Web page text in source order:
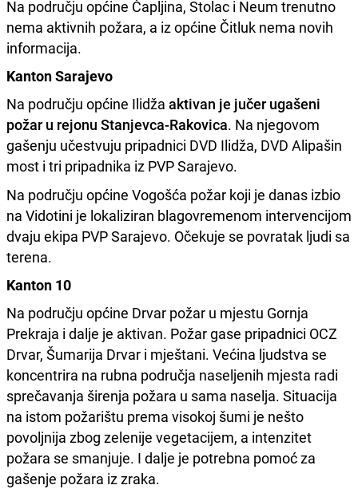
Na području općine Čapljina, Stolac i Neum trenutno
nema aktivnih požara, a iz općine Čitluk nema novih
informacija.
Kanton Sarajevo
Na području općine Ilidža aktivan je jučer ugašeni
požar u rejonu Stanjevca-Rakovica. Na njegovom
gašenju učestvuju pripadnici DVD Ilidža, DVD Alipašin
most i tri pripadnika iz PVP Sarajevo.
Na području općine Vogošća požar koji je danas izbio
na Vidotini je lokaliziran blagovremenom intervencijom
dvaju ekipa PVP Sarajevo. Očekuje se povratak ljudi sa
terena.
Kanton 10
Na području općine Drvar požar u mjestu Gornja
Prekraja i dalje je aktivan. Požar gase pripadnici OCZ
Drvar, Šumarija Drvar i mještani. Većina ljudstva se
koncentrira na rubna područja naseljenih mjesta radi
sprečavanja širenja požara u sama naselja. Situacija
na istom požarištu prema visokoj šumi je nešto
povoljnija zbog zelenije vegetacijem, a intenzitet
požara se smanjuje. I dalje je potrebna pomoć za
gašenje požara iz zraka.